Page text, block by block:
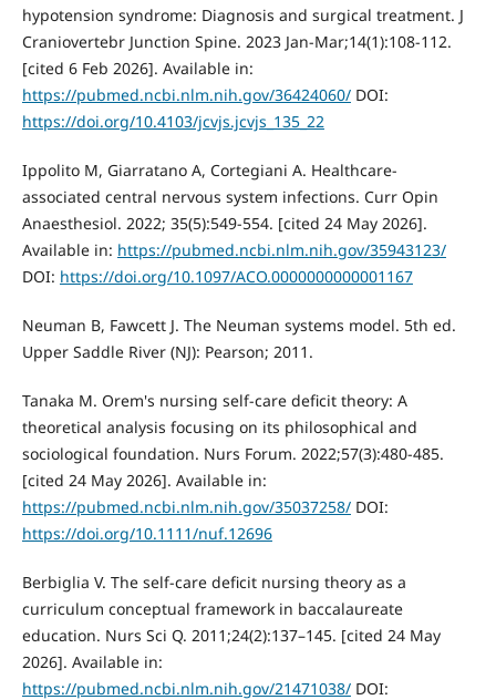
hypotension syndrome: Diagnosis and surgical treatment. J
Craniovertebr Junction Spine. 2023 Jan-Mar;14(1):108-112.
[cited 6 Feb 2026]. Available in:
https://pubmed.ncbi.nlm.nih.gov/36424060/DOI:
https://doi.org/10.4103/jcvjs.jcvjs_135_22
Ippolito M, Giarratano A, Cortegiani A. Healthcare-
associated central nervous system infections. Curr Opin
Anaesthesiol. 2022; 35(5):549-554. [cited 24 May 2026].
Available in: https://pubmed.ncbi.nlm.nih.gov/35943123/
DOI: https://doi.org/10.1097/ACO.0000000000001167
Neuman B, Fawcett J. The Neuman systems model. 5th ed.
Upper Saddle River (NJ): Pearson; 2011.
Tanaka M. Orem's nursing self-care deficit theory: A
theoretical analysis focusing on its philosophical and
sociological foundation. Nurs Forum. 2022;57(3):480-485.
[cited 24 May 2026]. Available in:
https://pubmed.ncbi.nlm.nih.gov/35037258/DOI:
https://doi.org/10.1111/nuf.12696
Berbiglia V. The self-care deficit nursing theory as a
curriculum conceptual framework in baccalaureate
education. Nurs Sci Q. 2011;24(2):137–145. [cited 24 May
2026]. Available in:
https://pubmed.ncbi.nlm.nih.gov/21471038/DOI: